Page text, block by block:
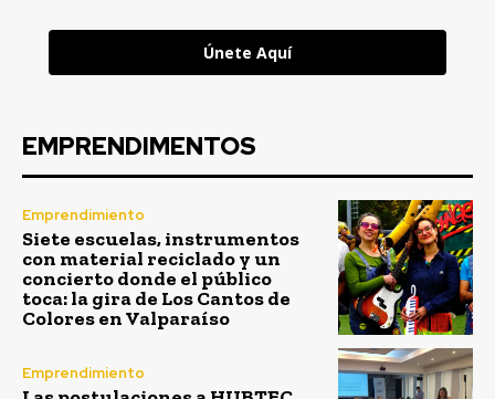
Únete Aquí
EMPRENDIMENTOS
Emprendimiento
Siete escuelas, instrumentos
con material reciclado y un
concierto donde el público
toca: la gira de Los Cantos de
Colores en Valparaíso
Emprendimiento